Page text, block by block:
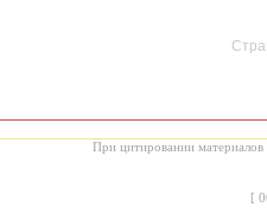
При цитировании материалов
[